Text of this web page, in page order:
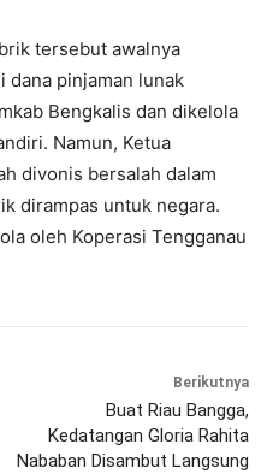
tersebut awalnya
dana pinjaman lunak
Bengkalis dan dikelola
Namun, Ketua
divonis bersalah dalam
dirampas untuk negara.
oleh Koperasi Tengganau
Berikutnya
Buat Riau Bangga,
Kedatangan Gloria Rahita
Nababan Disambut Langsung